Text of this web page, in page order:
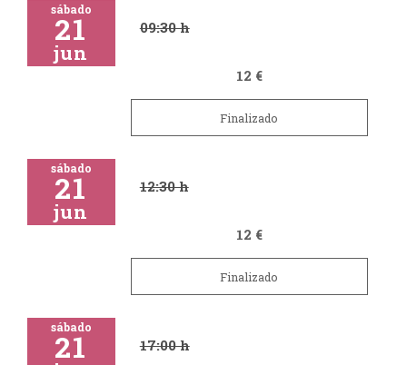
sábado
21
jun
09:30 h
12 €
Finalizado
sábado
21
jun
12:30 h
12 €
Finalizado
sábado
21 17:00 h